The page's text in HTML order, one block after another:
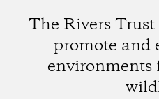
The Rivers
promote and
environments